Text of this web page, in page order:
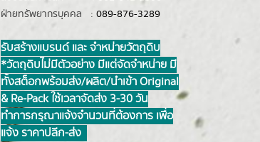
ฝ่ายทรัพยากรบุคคล : 089-876-3289
รับสร้างแบรนด์ และ จำหน่ายวัตถุดิบ
*วัตถุดิบไม่มีตัวอย่าง มีแต่จัดจำหน่าย มี
ทั้งสต็อกพร้อมส่ง/ผลิต/นำเข้า Original
& Re-Pack ใช้เวลาจัดส่ง 3-30 วัน
ทำการ กรุณาแจ้งจำนวนที่ต้องการ เพื่อ
แจ้ง ราคาปลีก-ส่ง